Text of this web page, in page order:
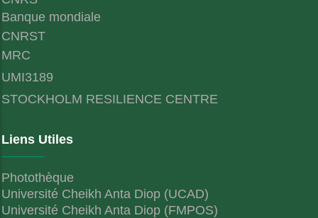
Banque mondiale
CNRST
MRC
UMI3189
STOCKHOLM RESILIENCE CENTRE
Liens Utiles
Photothèque
Université Cheikh Anta Diop (UCAD)
Université Cheikh Anta Diop (FMPOS)